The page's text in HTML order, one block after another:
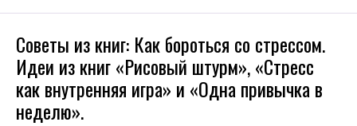
Советы из книг: Как бороться со стрессом.
Идеи из книг «Рисовый штурм», «Стресс
как внутренняя игра» и «Одна привычка в
неделю».